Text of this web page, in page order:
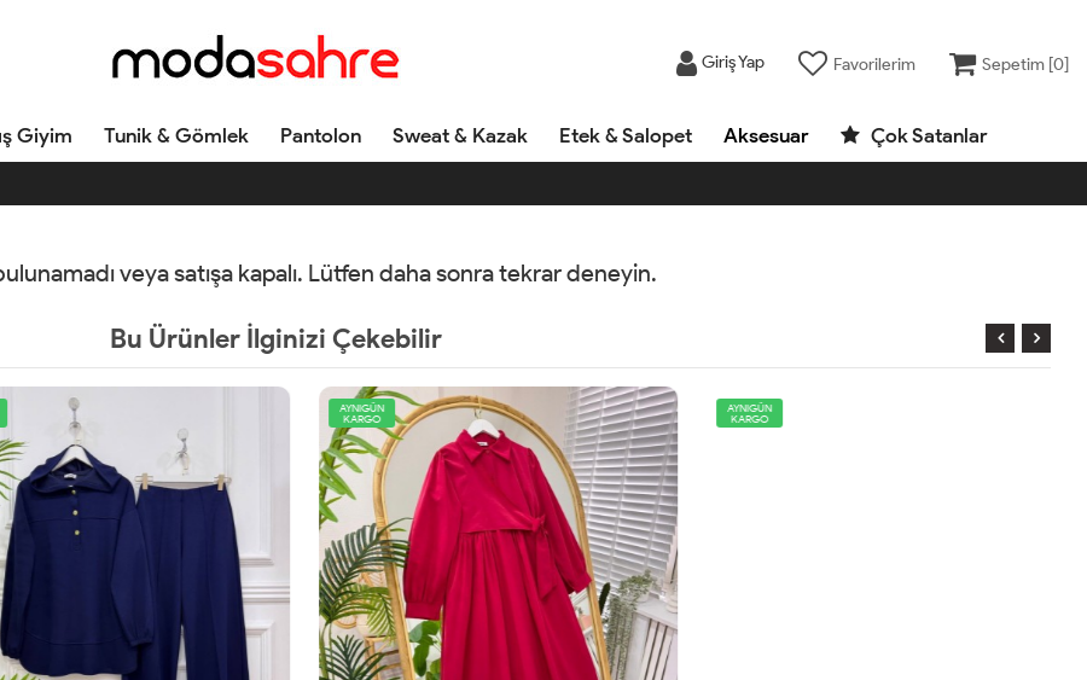
Giriş Yap Favorilerim Sepetim [0]
Giyim Tunik & Gömlek Pantolon Sweat & Kazak Etek & Salopet Aksesuar Çok Satanlar
veya satışa kapalı. Lütfen daha sonra tekrar deneyin.
Bu Ürünler İlginizi Çekebilir
AYNIGÜN
KARGO
AYNIGÜN
KARGO